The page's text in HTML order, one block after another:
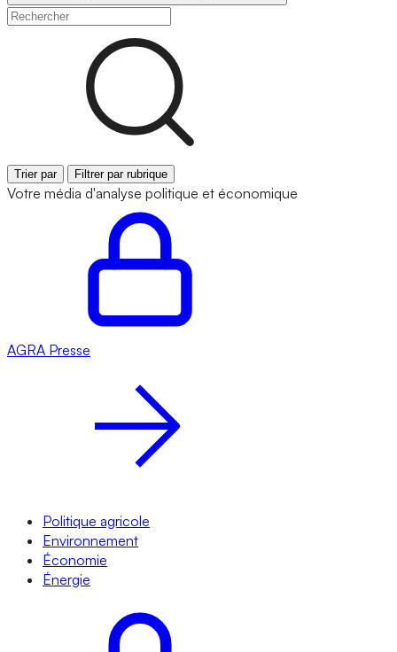
Trier par Filtrer par rubrique
Votre média d'analyse politique et économique
AGRA Presse
Politique agricole
Environnement
Économie
Énergie